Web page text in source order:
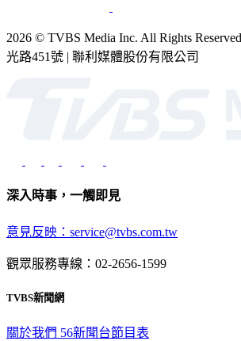
2026 © TVBS Media Inc. All Rights
光路451號 | 聯利媒體股份有限公司
深入時事，一觸即見
意見反映：service@tvbs.com.tw
觀眾服務專線：02-2656-1599
TVBS新聞網
關於我們 56新聞台節目表